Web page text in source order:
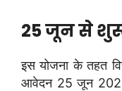
25 जून से
इस योजना के तहत
आवेदन 25 जून